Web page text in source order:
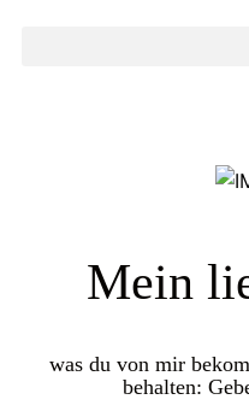
Mein
was du von mir
behalten: